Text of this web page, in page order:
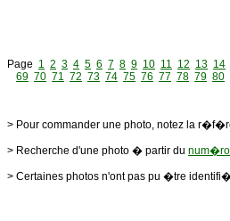
Page 1 2 3 4 5 6 7 8 9 10 11 12 13 14
69 70 71 72 73 74 75 76 77 78 79 80
> Pour commander une photo, notez la
> Recherche d'une photo � partir du num�ro
> Certaines photos n'ont pas pu �tre